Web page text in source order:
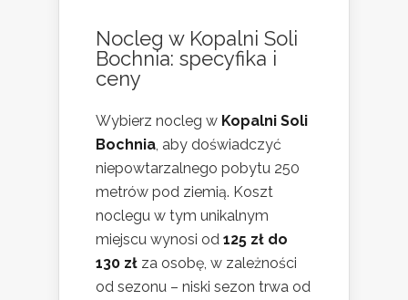
Nocleg w Kopalni Soli
Bochnia: specyfika i
ceny
Wybierz nocleg w Kopalni Soli
Bochnia , aby doświadczyć
niepowtarzalnego pobytu 250
metrów pod ziemią. Koszt
noclegu w tym unikalnym
miejscu wynosi od 125 zł do
130 zł za osobę, w zależności
od sezonu – niski sezon trwa od